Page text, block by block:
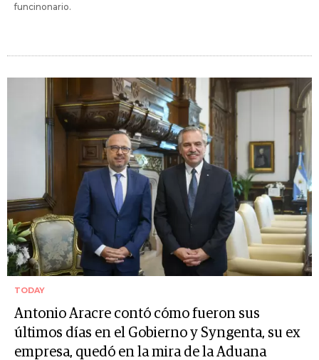
funcinonario.
TODAY
Antonio Aracre contó cómo fueron sus
últimos días en el Gobierno y Syngenta, su ex
empresa, quedó en la mira de la Aduana